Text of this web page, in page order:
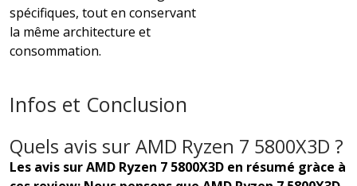
spécifiques, tout en conservant
la même architecture et
consommation.
Infos et Conclusion
Quels avis sur AMD Ryzen 7 5800X3D ?
Les avis sur AMD Ryzen 7 5800X3D en résumé gràce à